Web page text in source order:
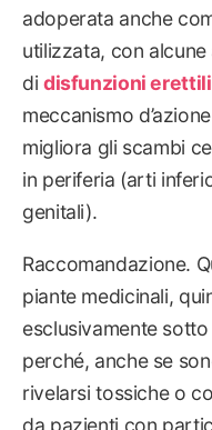
adoperata anche
utilizzata, con
di disfunzioni erettili
meccanismo
migliora gli scambi
in periferia (arti
genitali).
Raccomandazione.
piante medicinali,
esclusivamente
perché, anche se
rivelarsi tossiche o
da pazienti con